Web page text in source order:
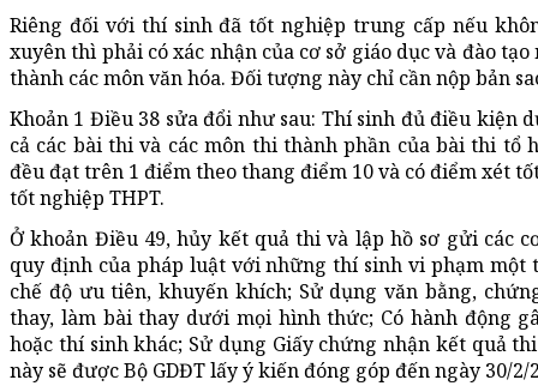
Riêng đối với thí sinh đã tốt nghiệp trung cấp nếu
xuyên thì phải có xác nhận của cơ sở giáo dục và đào
thành các môn văn hóa. Đối tượng này chỉ cần nộp bản
Khoản 1 Điều 38 sửa đổi như sau: Thí sinh đủ điều
cả các bài thi và các môn thi thành phần của bài thi tổ
đều đạt trên 1 điểm theo thang điểm 10 và có điểm xét
tốt nghiệp THPT.
Ở khoản Điều 49, hủy kết quả thi và lập hồ sơ gửi các
quy định của pháp luật với những thí sinh vi phạm một
chế độ ưu tiên, khuyến khích; Sử dụng văn bằng,
thay, làm bài thay dưới mọi hình thức; Có hành động
hoặc thí sinh khác; Sử dụng Giấy chứng nhận kết quả
này sẽ được Bộ GDĐT lấy ý kiến đóng góp đến ngày 30/2/